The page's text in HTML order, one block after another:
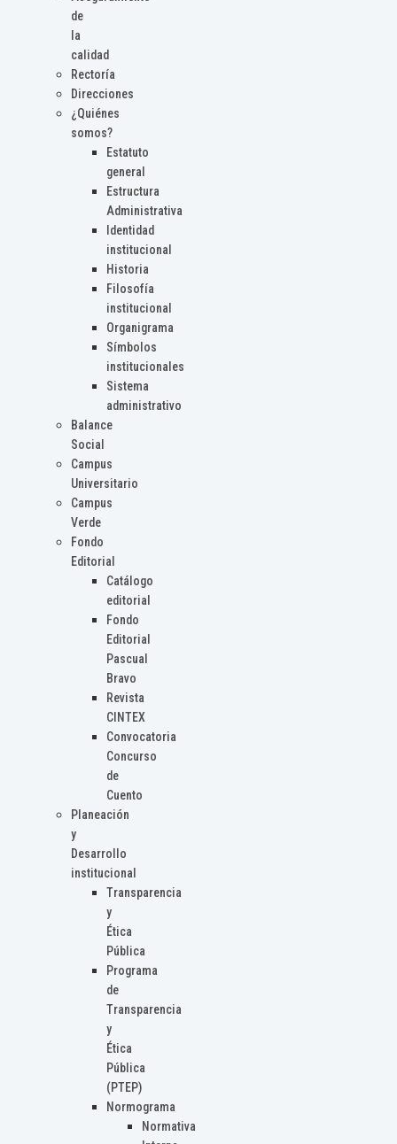
de
la
calidad
Rectoría
Direcciones
¿Quiénes
somos?
Estatuto
general
Estructura
Administrativa
Identidad
institucional
Historia
Filosofía
institucional
Organigrama
Símbolos
institucionales
Sistema
administrativo
Balance
Social
Campus
Universitario
Campus
Verde
Fondo
Editorial
Catálogo
editorial
Fondo
Editorial
Pascual
Bravo
Revista
CINTEX
Convocatoria
Concurso
de
Cuento
Planeación
y
Desarrollo
institucional
Transparencia
y
Ética
Pública
Programa
de
Transparencia
y
Ética
Pública
(PTEP)
Normograma
Normativa